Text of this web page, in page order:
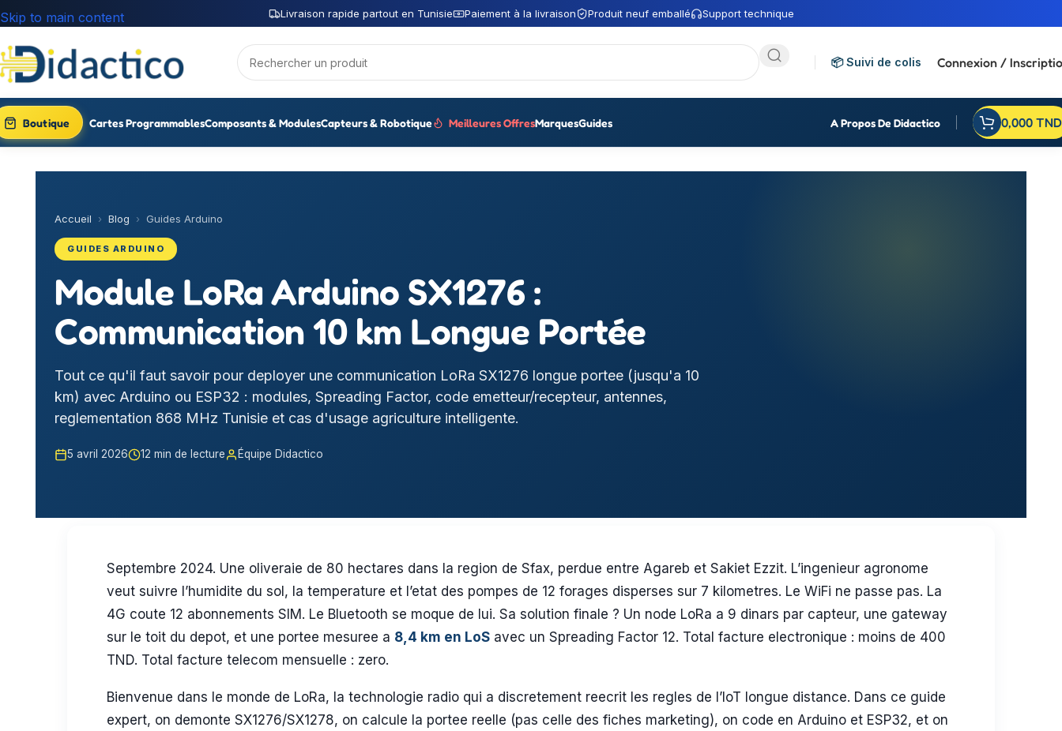
Livraison rapide partout en Tunisie Paiement à la livraison Produit neuf emballé Support technique
Skip to main content
📦 Suivi de colis Connexion /
Boutique Cartes ProgrammablesComposants & ModulesCapteurs & Robotique Meilleures OffresMarquesGuides A Propos De Didactico 0,000 TND
Accueil › Blog › Guides Arduino
GUIDES ARDUINO
Module LoRa Arduino SX1276 :
Communication 10 km Longue Portée
Tout ce qu'il faut savoir pour deployer une communication LoRa SX1276 longue portee (jusqu'a 10
km) avec Arduino ou ESP32 : modules, Spreading Factor, code emetteur/recepteur, antennes,
reglementation 868 MHz Tunisie et cas d'usage agriculture intelligente.
5 avril 2026 12 min de lecture Équipe Didactico
Septembre 2024. Une oliveraie de 80 hectares dans la region de Sfax, perdue entre Agareb et Sakiet Ezzit. L’ingenieur agronome
veut suivre l’humidite du sol, la temperature et l’etat des pompes de 12 forages disperses sur 7 kilometres. Le WiFi ne passe pas. La
4G coute 12 abonnements SIM. Le Bluetooth se moque de lui. Sa solution finale ? Un node LoRa a 9 dinars par capteur, une gateway
sur le toit du depot, et une portee mesuree a 8,4 km en LoS avec un Spreading Factor 12. Total facture electronique : moins de 400
TND. Total facture telecom mensuelle : zero.
Bienvenue dans le monde de LoRa, la technologie radio qui a discretement reecrit les regles de l’IoT longue distance. Dans ce guide
expert, on demonte SX1276/SX1278, on calcule la portee reelle (pas celle des fiches marketing), on code en Arduino et ESP32, et on